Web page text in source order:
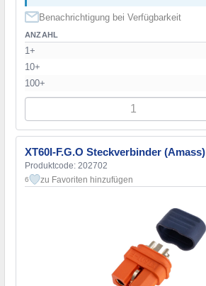
Benachrichtigung bei Verfügbarkeit
ANZAHL
1+
10+
100+
XT60I-F.G.O Steckverbinder (Amass)
Produktcode: 202702
6 zu Favoriten hinzufügen